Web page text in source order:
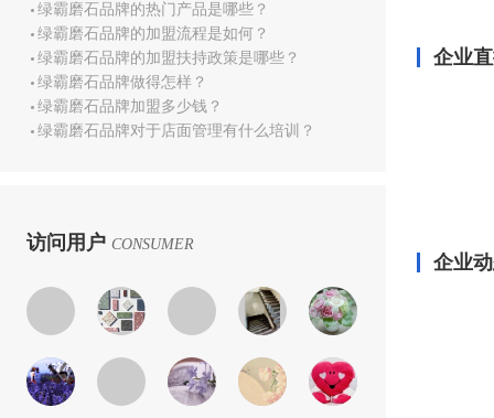
绿霸磨石品牌的热门产品是哪些？
绿霸磨石品牌的加盟流程是如何？
绿霸磨石品牌的加盟扶持政策是哪些？
绿霸磨石品牌做得怎样？
绿霸磨石品牌加盟多少钱？
绿霸磨石品牌对于店面管理有什么培训？
访问用户 CONSUMER
企业
企业